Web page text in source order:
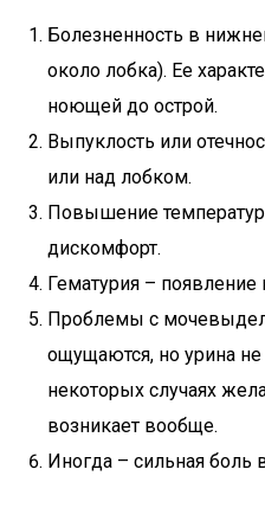
Болезненность в
около лобка). Ее
ноющей до острой.
Выпуклость или
или над лобком.
Повышение
дискомфорт.
Гематурия – появление
Проблемы с
ощущаются, но урина
некоторых случаях
возникает вообще.
Иногда – сильная боль